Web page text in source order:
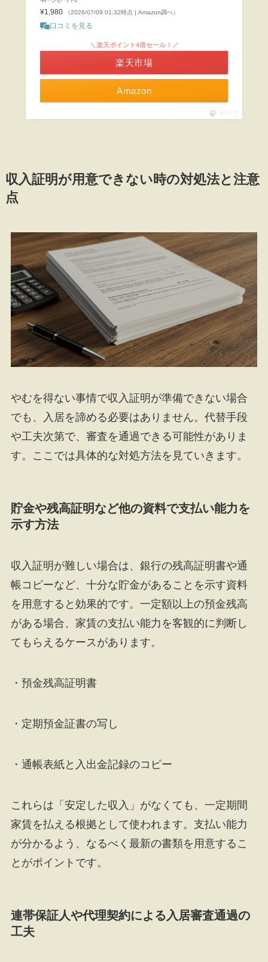
¥1,980
（2026/07/09 01:32時点 | Amazon調べ）
口コミを見る
Amazon
＼楽天ポイント4倍セール！／
楽天市場
ポチップ
収入証明が用意できない時の対処法と注意
点
やむを得ない事情で収入証明が準備できない場合
でも、入居を諦める必要はありません。代替手段
や工夫次第で、審査を通過できる可能性がありま
す。ここでは具体的な対処方法を見ていきます。
貯金や残高証明など他の資料で支払い能力を
示す方法
収入証明が難しい場合は、銀行の残高証明書や通
帳コピーなど、十分な貯金があることを示す資料
を用意すると効果的です。一定額以上の預金残高
がある場合、家賃の支払い能力を客観的に判断し
てもらえるケースがあります。
・預金残高証明書
・定期預金証書の写し
・通帳表紙と入出金記録のコピー
これらは「安定した収入」がなくても、一定期間
家賃を払える根拠として使われます。支払い能力
が分かるよう、なるべく最新の書類を用意するこ
とがポイントです。
連帯保証人や代理契約による入居審査通過の
工夫